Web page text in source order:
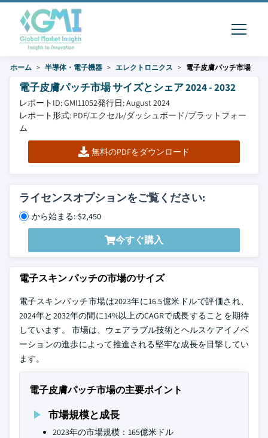
ホーム 半導体・電子機器 エレクトロニクス 電子皮膚パッチ市場
電子皮膚パッチ市場 サイズとシェア 2024 - 2032
レポートID: GMI11052発行日: August 2024
レポート形式: PDF/エクセル/ダッシュボード/プラットフォー
ム
無料のPDFをダウンロード
ライセンスオプションをご覧ください:
から始まる: $2,450
今すぐ購入
電子スキン パッチの市場のサイズ
電子スキンパッチ市場は2023年に16.5億米ドルで評価され、
2024年と2032年の間に14%以上のCAGRで成長することを期待
しています。 市場は、ウェアラブル技術とヘルスケアイノベ
ーションの進歩によって推進される堅牢な成長を目撃してい
ます。
電子皮膚パッチ市場の主要ポイント
市場規模と成長
2023年の市場規模：165億米ドル